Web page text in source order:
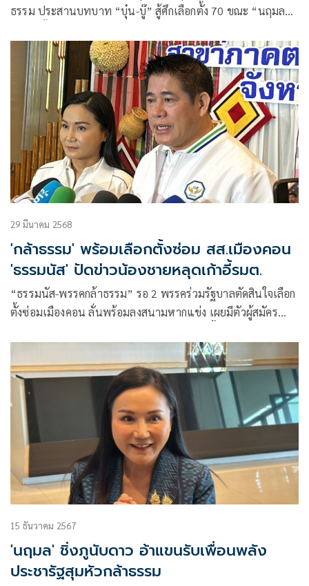
ธรรม ประสานบทบาท “บุ๋น-บู๊” สู้ศึกเลือกตั้ง 70 ขณะ “นฤมล”
ซัดกลับ “ณัฐพงษ์” ปมงูเห่า บอกหางูในบ้านตัวเองก่อน อย่า
ร้อนตั
29 มีนาคม 2568
'กล้าธรรม' พร้อมเลือกตั้งซ่อม สส.เมืองคอน
'ธรรมนัส' ปัดข่าวน้องชายหลุดเก้าอี้รมต.
“ธรรมนัส-พรรคกล้าธรรม” รอ 2 พรรคร่วมรัฐบาลตัดสินใจเลือก
ตั้งซ่อมเมืองคอน ลั่นพร้อมลงสนามหากแข่ง เผยมีตัวผู้สมัคร
เกี่ยวข้องพรรคกล้าธรรม ตั้งเป้าเลือกตั้งปี 70 ส่งผู้สมัครครบ 400
เขต เปิดสาขาครบ 4 ภาค
15 ธันวาคม 2567
'นฤมล' ชิ่งภูนับดาว อ้าแขนรับเพื่อนพลัง
ประชารัฐสุมหัวกล้าธรรม